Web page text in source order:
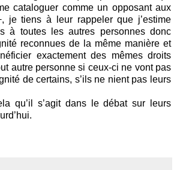
cataloguer comme un opposant aux
je tiens à leur rappeler que j’estime
à toutes les autres personnes donc
reconnues de la même manière et
exactement des mêmes droits
autre personne si ceux-ci ne vont pas
de certains, s’ils ne nient pas leurs
qu’il s’agit dans le débat sur leurs